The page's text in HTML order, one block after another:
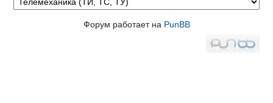
Форум работает на PunBB